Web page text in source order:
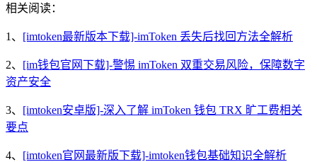
相关阅读：
1、 [imtoken最新版本下载]-imToken 丢失后找回方法全解析
2、 [im钱包官网下载]-警惕 imToken 双重交易风险，保障数字
资产安全
3、 [imtoken安卓版]-深入了解 imToken 钱包 TRX 旷工费相关
要点
4、 [imtoken官网最新版下载]-imtoken钱包基础知识全解析